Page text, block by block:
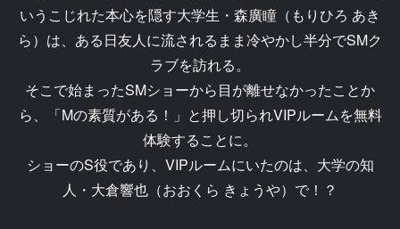
いうこじれた本心を隠す大学生・森廣瞳（もりひろ あき
ら）は、ある日友人に流されるまま冷やかし半分でSMク
ラブを訪れる。
そこで始まったSMショーから目が離せなかったことか
ら、「Mの素質がある！」と押し切られVIPルームを無料
体験することに。
ショーのS役であり、VIPルームにいたのは、大学の知
人・大倉響也（おおくら きょうや）で！？